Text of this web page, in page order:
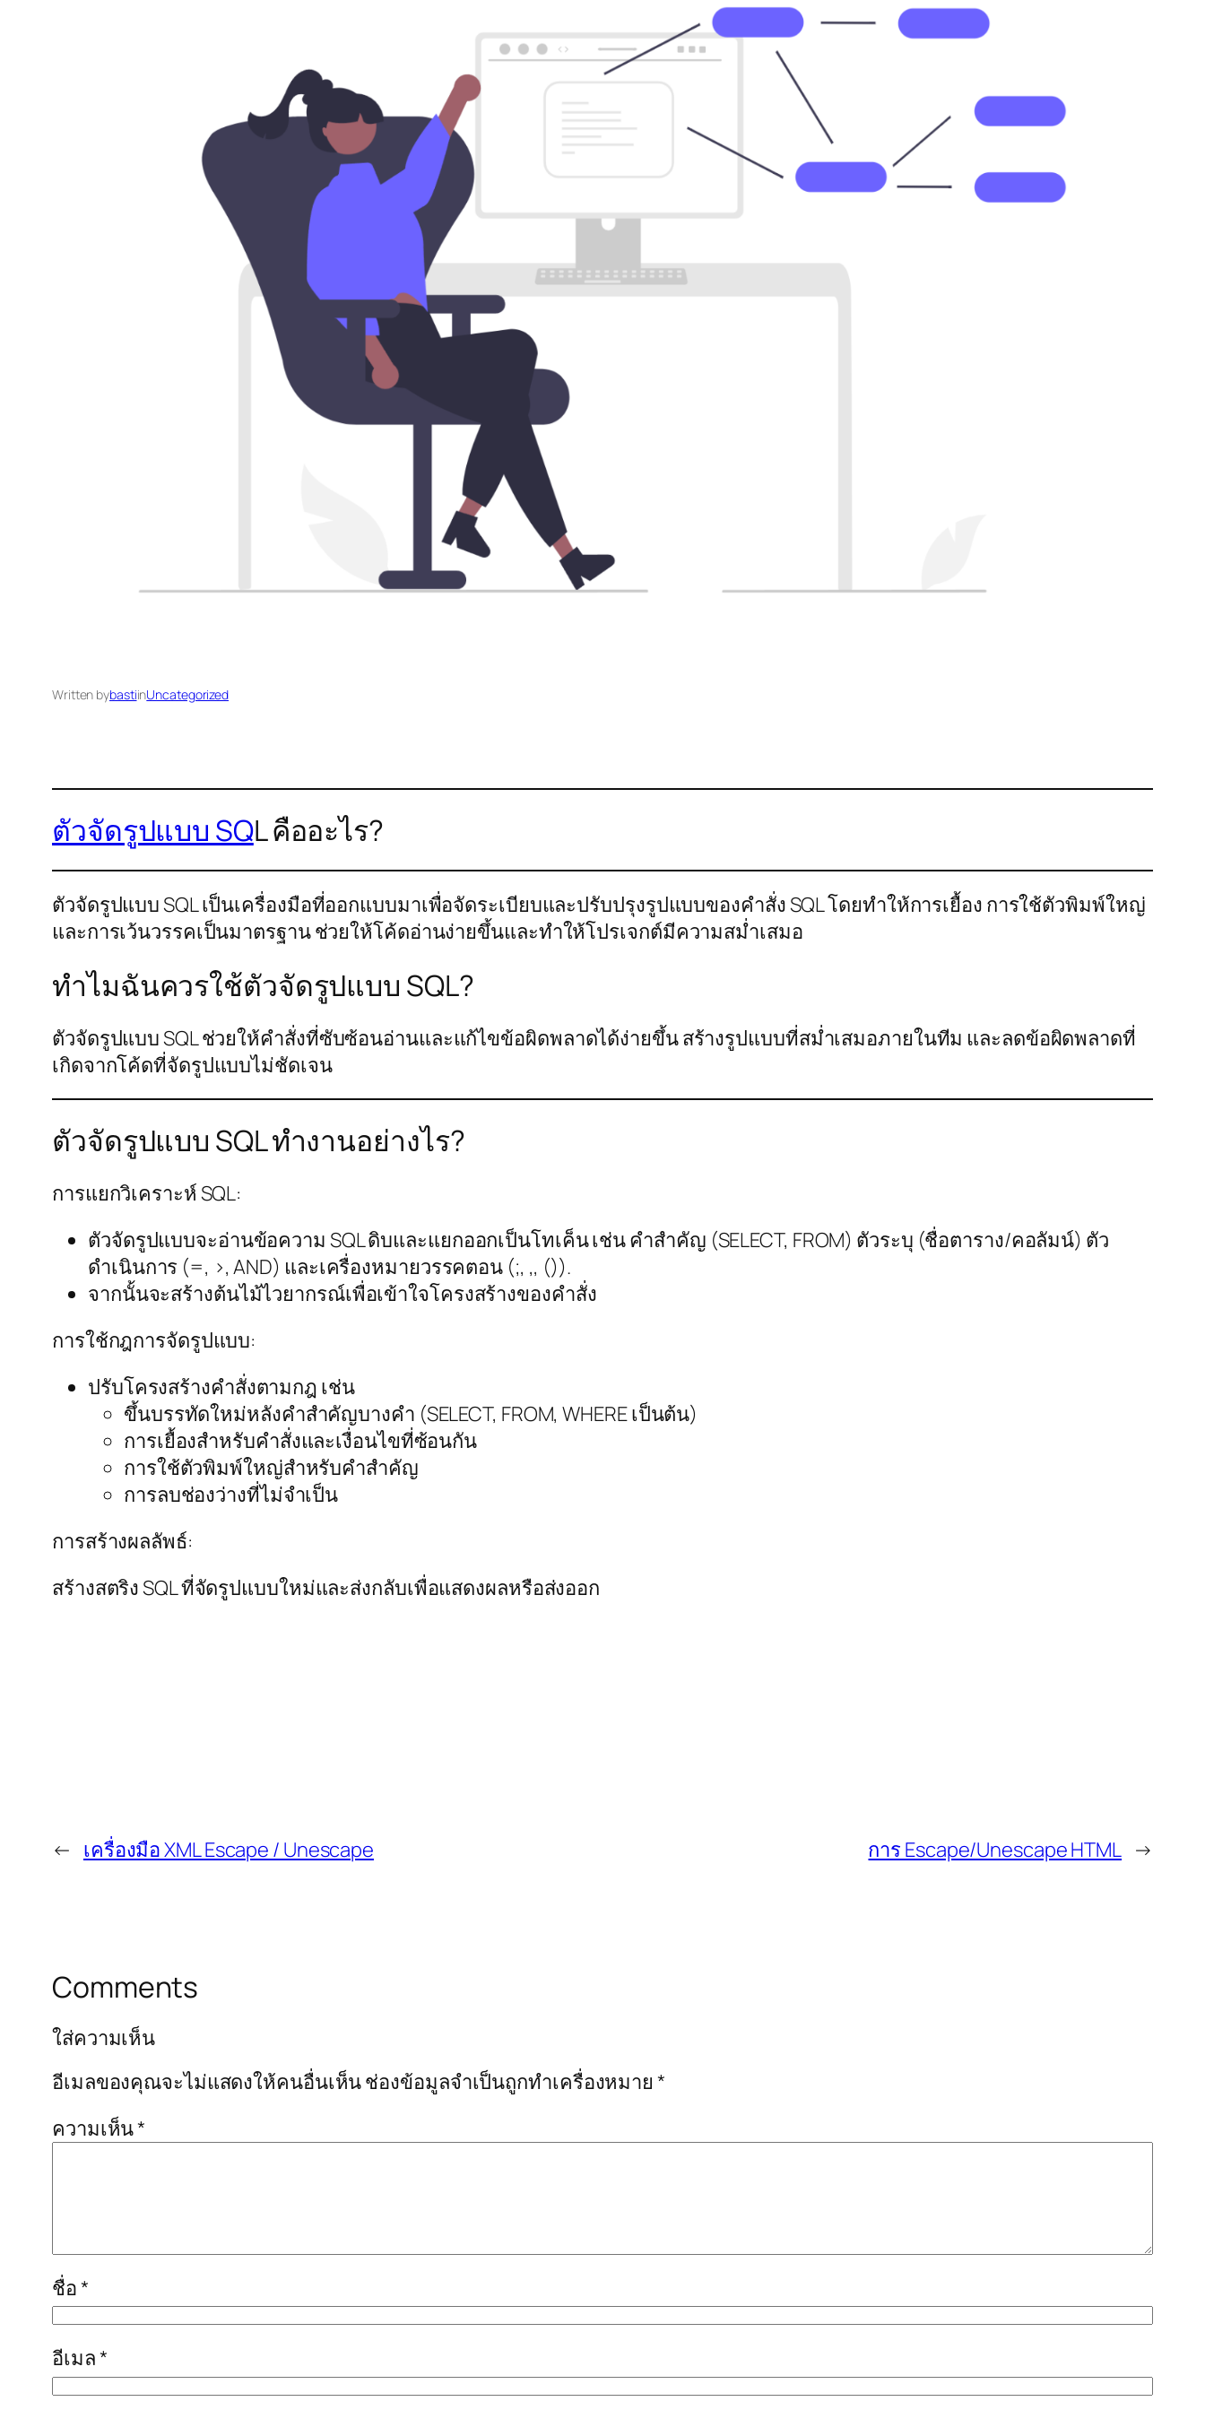
Written bybastiinUncategorized
ตัวจัดรูปแบบ SQL คืออะไร?
ตัวจัดรูปแบบ SQL เป็นเครื่องมือที่ออกแบบมาเพื่อจัดระเบียบและปรับปรุงรูปแบบของคำสั่ง SQL โดยทำให้การเยื้อง การใช้ตัวพิมพ์ใหญ่
และการเว้นวรรคเป็นมาตรฐาน ช่วยให้โค้ดอ่านง่ายขึ้นและทำให้โปรเจกต์มีความสม่ำเสมอ
ทำไมฉันควรใช้ตัวจัดรูปแบบ SQL?
ตัวจัดรูปแบบ SQL ช่วยให้คำสั่งที่ซับซ้อนอ่านและแก้ไขข้อผิดพลาดได้ง่ายขึ้น สร้างรูปแบบที่สม่ำเสมอภายในทีม และลดข้อผิดพลาดที่
เกิดจากโค้ดที่จัดรูปแบบไม่ชัดเจน
ตัวจัดรูปแบบ SQL ทำงานอย่างไร?
การแยกวิเคราะห์ SQL:
ตัวจัดรูปแบบจะอ่านข้อความ SQL ดิบและแยกออกเป็นโทเค็น เช่น คำสำคัญ (SELECT, FROM) ตัวระบุ (ชื่อตาราง/คอลัมน์) ตัว
ดำเนินการ (=, >, AND) และเครื่องหมายวรรคตอน (;, ,, ()).
จากนั้นจะสร้างต้นไม้ไวยากรณ์เพื่อเข้าใจโครงสร้างของคำสั่ง
การใช้กฎการจัดรูปแบบ:
ปรับโครงสร้างคำสั่งตามกฎ เช่น
ขึ้นบรรทัดใหม่หลังคำสำคัญบางคำ (SELECT, FROM, WHERE เป็นต้น)
การเยื้องสำหรับคำสั่งและเงื่อนไขที่ซ้อนกัน
การใช้ตัวพิมพ์ใหญ่สำหรับคำสำคัญ
การลบช่องว่างที่ไม่จำเป็น
การสร้างผลลัพธ์:
สร้างสตริง SQL ที่จัดรูปแบบใหม่และส่งกลับเพื่อแสดงผลหรือส่งออก
← เครื่องมือ XML Escape / Unescape การ Escape/Unescape HTML →
Comments
ใส่ความเห็น
อีเมลของคุณจะไม่แสดงให้คนอื่นเห็นช่องข้อมูลจำเป็นถูกทำเครื่องหมาย *
ความเห็น*
ชื่อ*
อีเมล*